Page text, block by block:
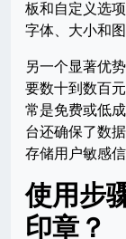
板和自定义选
字体、大小和
另一个显著优
要数十到数百
常是免费或低
台还确保了数
存储用户敏感
使用步
印章？